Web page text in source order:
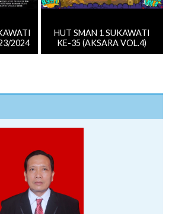
2024
HUT SMAN 1 SUKAWATI
KE-35 (AKSARA VOL.4)